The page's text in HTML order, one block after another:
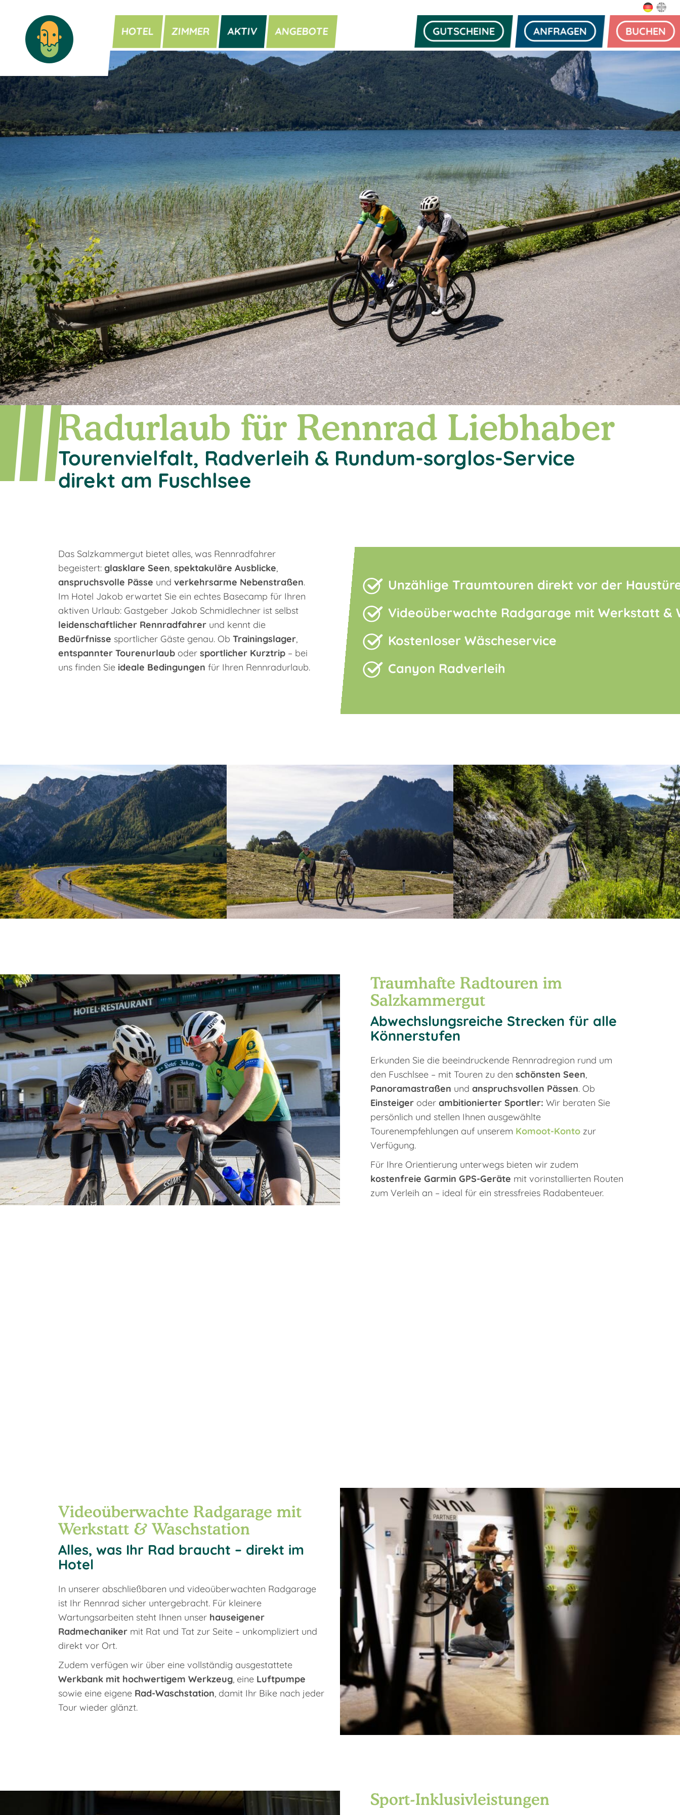
HOTEL ZIMMER AKTIV ANGEBOTE GUTSCHEINE ANFRAGEN BUCHEN
Radurlaub für Rennrad Liebhaber
Tourenvielfalt, Radverleih & Rundum-sorglos-Service
direkt am Fuschlsee
Unzählige Traumtouren direkt vor der
Videoüberwachte Radgarage mit Werkstatt &
Kostenloser Wäscheservice
Canyon Radverleih
Das Salzkammergut bietet alles, was Rennradfahrer
begeistert: glasklare Seen, spektakuläre Ausblicke,
anspruchsvolle Pässe und verkehrsarme Nebenstraßen.
Im Hotel Jakob erwartet Sie ein echtes Basecamp für Ihren
aktiven Urlaub: Gastgeber Jakob Schmidlechner ist selbst
leidenschaftlicher Rennradfahrer und kennt die
Bedürfnisse sportlicher Gäste genau. Ob Trainingslager,
entspannter Tourenurlaub oder sportlicher Kurztrip – bei
uns finden Sie ideale Bedingungen für Ihren Rennradurlaub.
Traumhafte Radtouren im
Salzkammergut
Abwechslungsreiche Strecken für alle
Könnerstufen
Erkunden Sie die beeindruckende Rennradregion rund um
den Fuschlsee – mit Touren zu den schönsten Seen,
Panoramastraßen und anspruchsvollen Pässen. Ob
Einsteiger oder ambitionierter Sportler: Wir beraten Sie
persönlich und stellen Ihnen ausgewählte
Tourenempfehlungen auf unserem Komoot-Konto zur
Verfügung.
Für Ihre Orientierung unterwegs bieten wir zudem
kostenfreie Garmin GPS-Geräte mit vorinstallierten Routen
zum Verleih an – ideal für ein stressfreies Radabenteuer.
Videoüberwachte Radgarage mit
Werkstatt & Waschstation
Alles, was Ihr Rad braucht – direkt im
Hotel
In unserer abschließbaren und videoüberwachten Radgarage
ist Ihr Rennrad sicher untergebracht. Für kleinere
Wartungsarbeiten steht Ihnen unser hauseigener
Radmechaniker mit Rat und Tat zur Seite – unkompliziert und
direkt vor Ort.
Zudem verfügen wir über eine vollständig ausgestattete
Werkbank mit hochwertigem Werkzeug, eine Luftpumpe
sowie eine eigene Rad-Waschstation, damit Ihr Bike nach jeder
Tour wieder glänzt.
Sport-Inklusivleistungen